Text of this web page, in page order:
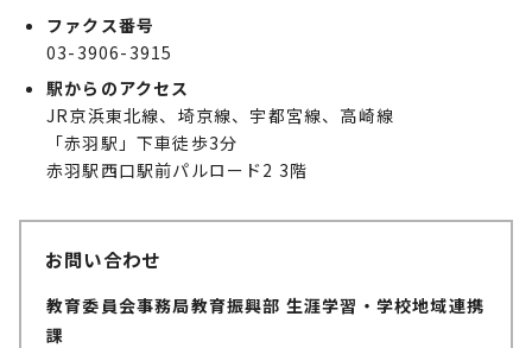
ファクス番号
03-3906-3915
駅からのアクセス
JR京浜東北線、埼京線、宇都宮線、高崎線
「赤羽駅」下車徒歩3分
赤羽駅西口駅前パルロード2 3階
お問い合わせ
教育委員会事務局教育振興部 生涯学習・学校地域連携
課